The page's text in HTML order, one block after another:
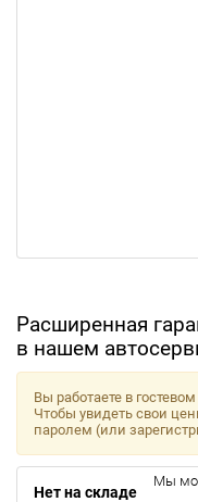
Расширенная
в нашем
Вы работаете в
Чтобы увидеть свои
паролем (или
Нет на складе
Мы